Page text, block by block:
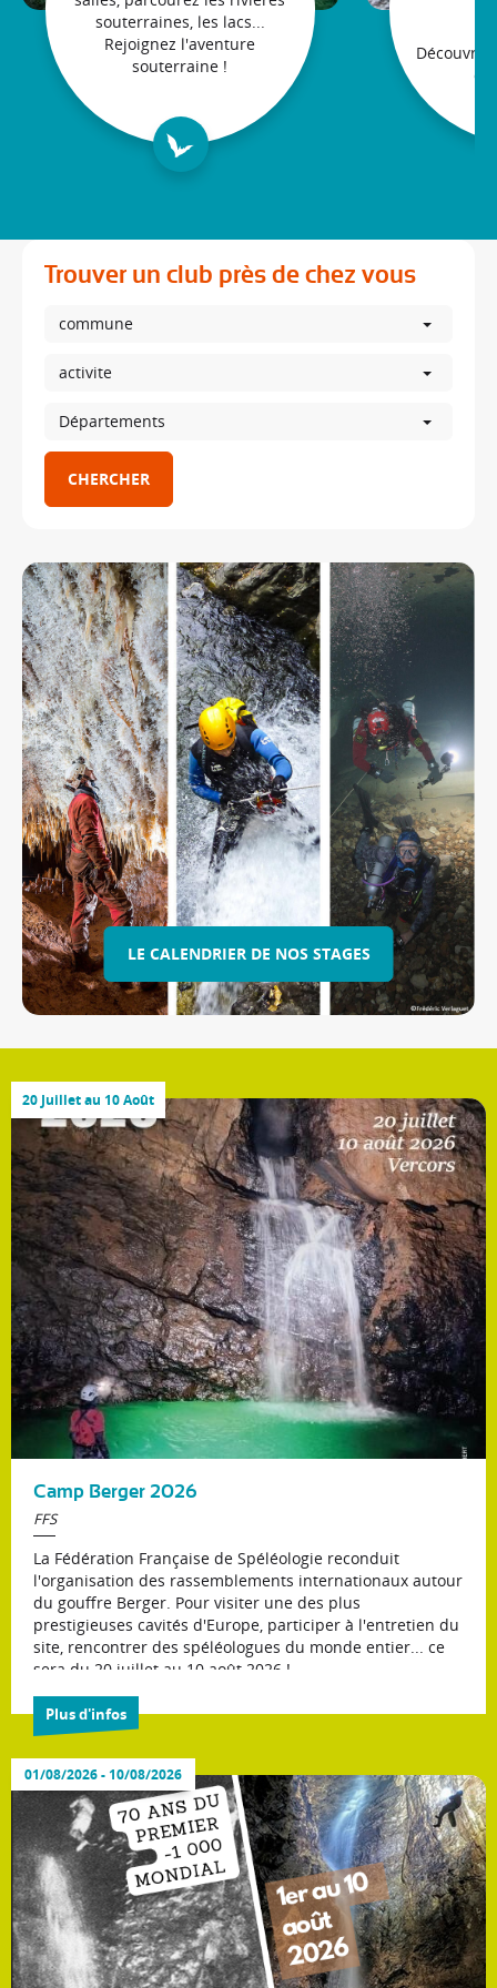
Rejoignez l'aventure
souterraine !
CHERCHER
LE CALENDRIER DE NOS STAGES
20 Juillet au 10 Août
FFS
La Fédération Française de Spéléologie reconduit
l'organisation des rassemblements internationaux autour
du gouffre Berger. Pour visiter une des plus
prestigieuses cavités d'Europe, participer à l'entretien du
site, rencontrer des spéléologues du monde entier... ce
sera du 20 juillet au 10 août 2026 !
Plus d'infos